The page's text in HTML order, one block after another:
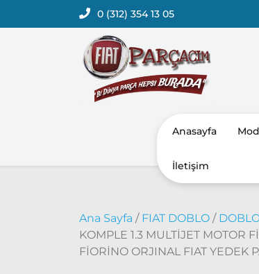
0 (312) 354 13 05
Anasayfa
İletişim
Ana Sayfa / FIAT DOBLO /
KOMPLE 1.3 MULTİJET MOTOR
FİORİNO ORJINAL FIAT YEDEK